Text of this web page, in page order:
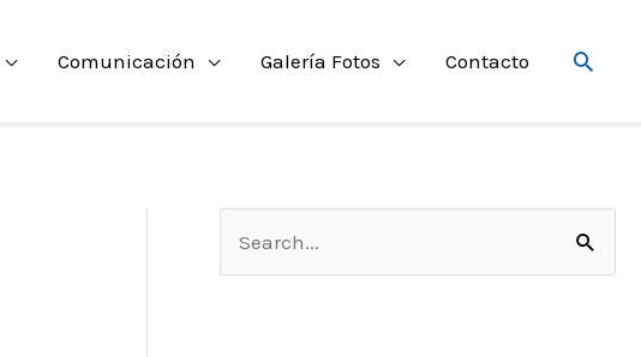
Comunicación Galería Fotos Contacto